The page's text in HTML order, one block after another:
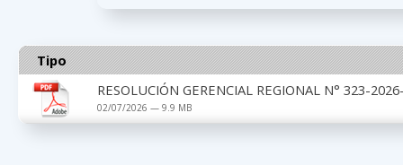
Tipo
RESOLUCIÓN GERENCIAL REGIONAL N° 323-
02/07/2026 — 9.9 MB